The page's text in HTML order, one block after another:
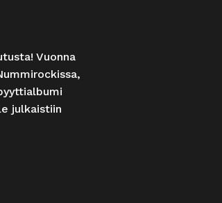
Vuonna
julkaistiin